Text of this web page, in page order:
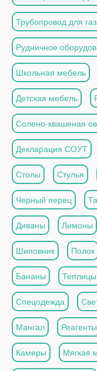
Трубопровод для
Рудничное
Школьная мебель
Детская мебель
Солено-квашеная
Декларация СОУТ
Столы Стулья
Черный перец
Диваны Лимоны
Шиповник Полок
Бананы Теплицы
Спецодежда
Мангал Реагенты
Камеры Мягкая